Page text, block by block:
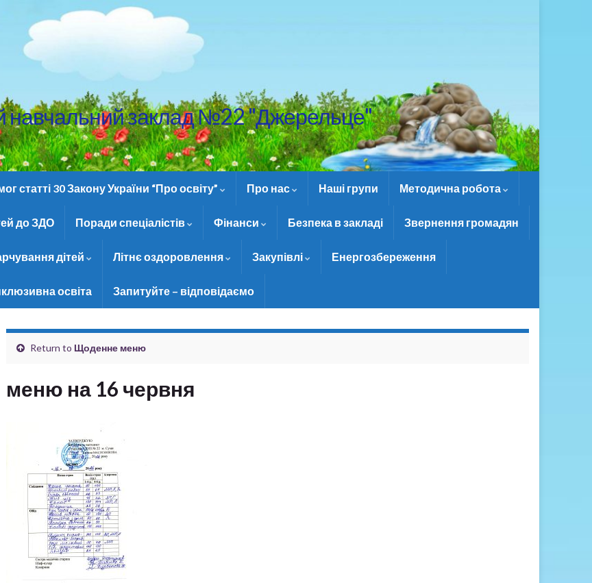
навчальний заклад №22 "Джерельце"
статті 30 Закону України “Про освіту” Про нас Наші групи Методична робота
до ЗДО Поради спеціалістів Фінанси Безпека в закладі Звернення громадян
дітей Літнє оздоровлення Закупівлі Енергозбереження
освіта Запитуйте – відповідаємо
Return to Щоденне меню
меню на 16 червня